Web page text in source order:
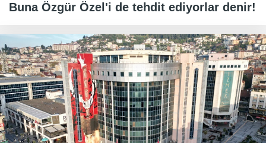
Buna Özgür Özel'i de tehdit ediyorlar denir!